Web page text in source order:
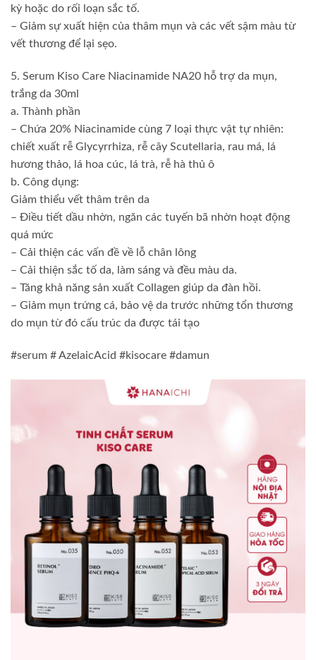
kỳ hoặc do rối loạn sắc tố.
– Giảm sự xuất hiện của thâm mụn và các vết sậm màu từ
vết thương để lại sẹo.
5. Serum Kiso Care Niacinamide NA20 hỗ trợ da mụn,
trắng da 30ml
a. Thành phần
– Chứa 20% Niacinamide cùng 7 loại thực vật tự nhiên:
chiết xuất rễ Glycyrrhiza, rễ cây Scutellaria, rau má, lá
hương thảo, lá hoa cúc, lá trà, rễ hà thủ ô
b. Công dụng:
Giảm thiểu vết thâm trên da
– Điều tiết dầu nhờn, ngăn các tuyến bã nhờn hoạt động
quá mức
– Cải thiện các vấn đề về lỗ chân lông
– Cải thiện sắc tố da, làm sáng và đều màu da.
– Tăng khả năng sản xuất Collagen giúp da đàn hồi.
– Giảm mụn trứng cá, bảo vệ da trước những tổn thương
do mụn từ đó cấu trúc da được tái tạo
#serum # AzelaicAcid #kisocare #damun